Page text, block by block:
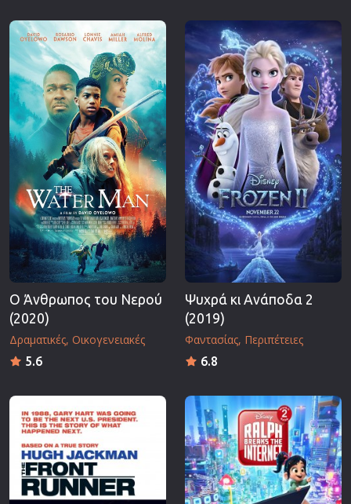
Ο Άνθρωπος του Νερού
(2020)
Δραματικές Οικογενειακές
5.6
Ψυχρά κι Ανάποδα 2
(2019)
Φαντασίας Περιπέτειες
6.8